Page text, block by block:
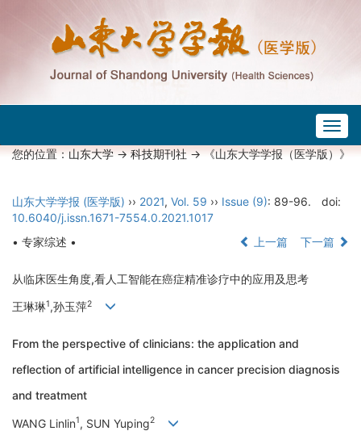
您的位置：山东大学->科技期刊社-> 《山东大学学报（医学版）》
山东大学学报 (医学版) ›› 2021, Vol. 59 ›› Issue (9): 89-96.
doi:
10.6040/j.issn.1671-7554.0.2021.1017
• 专家综述 •
上一篇 下一篇
从临床医生角度,看人工智能在癌症精准诊疗中的应用及思考
王琳琳1,孙玉萍2
From the perspective of clinicians: the application and
reflection of artificial intelligence in cancer precision diagnosis
and treatment
WANG Linlin1, SUN Yuping2